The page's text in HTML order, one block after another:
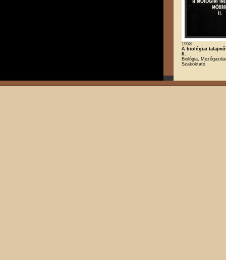
1958
A biológiai
II.
Biológia,
Szakoktató